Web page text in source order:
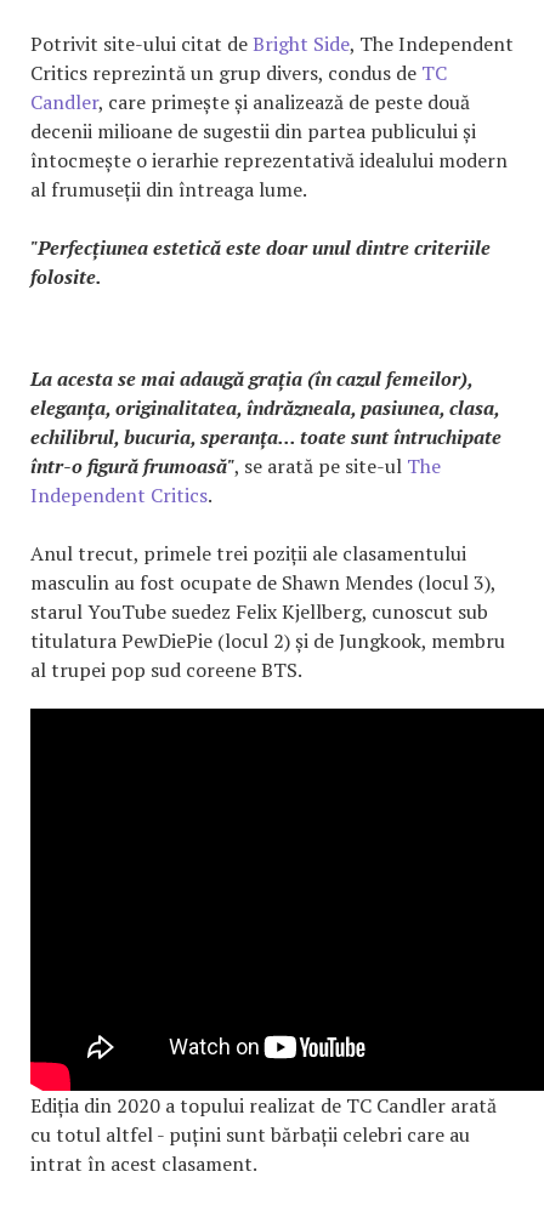
Potrivit site-ului citat deBright Side, The Independent
Critics reprezintă un grup divers, condus de TC
Candler, care primește și analizează de peste două
decenii milioane de sugestii din partea publicului și
întocmește o ierarhie reprezentativă idealului modern
al frumuseții din întreaga lume.
"Perfecțiunea estetică este doar unul dintre criteriile
folosite.
La acesta se mai adaugă grația (în cazul femeilor),
eleganța, originalitatea, îndrăzneala, pasiunea, clasa,
echilibrul, bucuria, speranța... toate sunt întruchipate
într-o figură frumoasă", se arată pe site-ul The
Independent Critics.
Anul trecut, primele trei poziții ale clasamentului
masculin au fost ocupate de Shawn Mendes (locul 3),
starul YouTube suedez Felix Kjellberg, cunoscut sub
titulatura PewDiePie (locul 2) și de Jungkook, membru
al trupei pop sud coreene BTS.
Ediția din 2020 a topului realizat de TC Candler arată
cu totul altfel - puțini sunt bărbații celebri care au
intrat în acest clasament.